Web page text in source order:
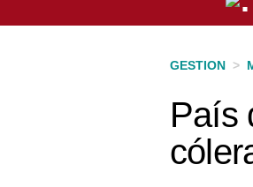
Perú
GESTION >
País